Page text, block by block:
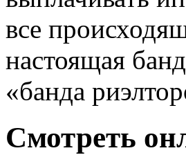
все
настоящая
«банда
Смотреть